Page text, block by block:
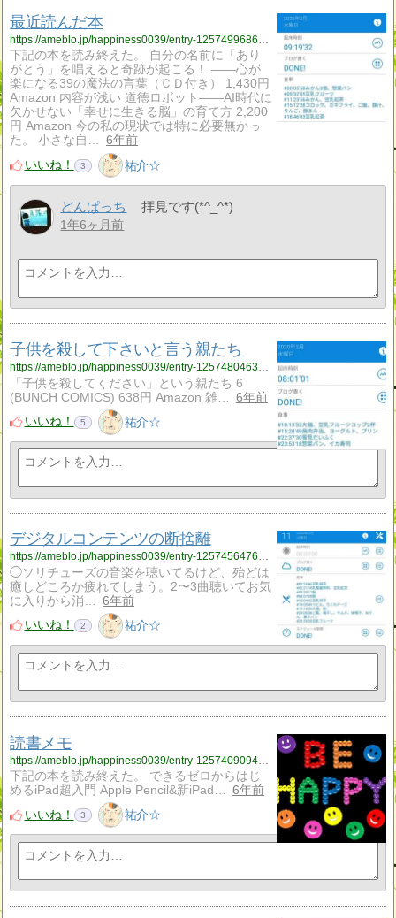
最近読んだ本
https://ameblo.jp/happiness0039/entry-12574996863.html
下記の本を読み終えた。 自分の名前に「あり
がとう」を唱えると奇跡が起こる！ ――心が
楽になる39の魔法の言葉（ＣＤ付き） 1,430円
Amazon 内容が浅い 道徳ロボット――AI時代に
欠かせない「幸せに生きる脳」の育て方 2,200
円 Amazon 今の私の現状では特に必要無かっ
た。 小さな自…
6年前
いいね！
3 祐介☆
どんぱっち 拝見です(*^_^*)
1年6ヶ月前
子供を殺して下さいと言う親たち
https://ameblo.jp/happiness0039/entry-12574804637.html
「子供を殺してください」という親たち 6
(BUNCH COMICS) 638円 Amazon 雑…
6年前
いいね！
5 祐介☆
デジタルコンテンツの断捨離
https://ameblo.jp/happiness0039/entry-12574564760.html
◯ソリチューズの音楽を聴いてるけど、殆どは
癒しどころか疲れてしまう。2〜3曲聴いてお気
に入りから消…
6年前
いいね！
2 祐介☆
読書メモ
下記の本を読み終えた。 できるゼロからはじ
めるiPad超入門 Apple Pencil&新iPad…
6年前
いいね！
3 祐介☆